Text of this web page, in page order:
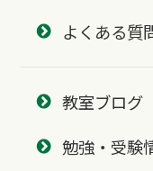
よくある質
教室ブログ
勉強・受験